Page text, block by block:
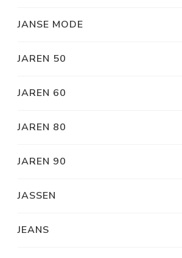
JANSE MODE
JAREN 50
JAREN 60
JAREN 80
JAREN 90
JASSEN
JEANS